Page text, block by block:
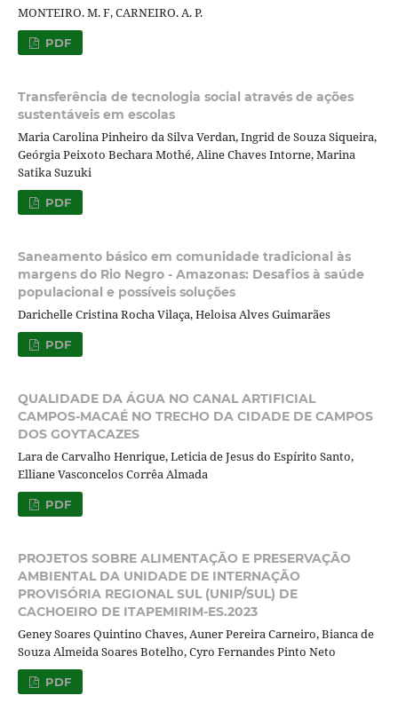
MONTEIRO. M. F, CARNEIRO. A. P.
PDF
Transferência de tecnologia social através de ações
sustentáveis em escolas
Maria Carolina Pinheiro da Silva Verdan, Ingrid de Souza Siqueira,
Geórgia Peixoto Bechara Mothé, Aline Chaves Intorne, Marina
Satika Suzuki
PDF
Saneamento básico em comunidade tradicional às
margens do Rio Negro - Amazonas: Desafios à saúde
populacional e possíveis soluções
Darichelle Cristina Rocha Vilaça, Heloisa Alves Guimarães
PDF
QUALIDADE DA ÁGUA NO CANAL ARTIFICIAL
CAMPOS-MACAÉ NO TRECHO DA CIDADE DE CAMPOS
DOS GOYTACAZES
Lara de Carvalho Henrique, Leticia de Jesus do Espírito Santo,
Elliane Vasconcelos Corrêa Almada
PDF
PROJETOS SOBRE ALIMENTAÇÃO E PRESERVAÇÃO
AMBIENTAL DA UNIDADE DE INTERNAÇÃO
PROVISÓRIA REGIONAL SUL (UNIP/SUL) DE
CACHOEIRO DE ITAPEMIRIM-ES.2023
Geney Soares Quintino Chaves, Auner Pereira Carneiro, Bianca de
Souza Almeida Soares Botelho, Cyro Fernandes Pinto Neto
PDF